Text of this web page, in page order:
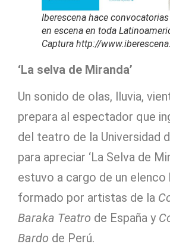
Iberescena hace
en escena en toda
Captura http://
‘La selva de Miranda’
Un sonido de olas, lluvia,
prepara al espectador que
del teatro de la Universidad
para apreciar ‘La Selva de
estuvo a cargo de un elenco
formado por artistas de la
Baraka Teatro de España y
Bardo de Perú.